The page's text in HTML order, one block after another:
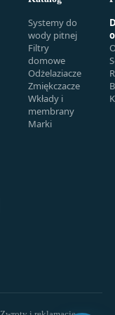
Systemy do
wody pitnej
Filtry
domowe
Odżelaziacze
Zmiękczacze
Wkłady i
membrany
Marki